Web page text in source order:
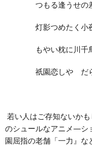
つもる逢うせの
灯影つめたく小夜
もやい枕に川千
祇園恋しや だら
若い人はご存知ないか
のシュールなアニメ―シ
園屈指の老舗「一力』な